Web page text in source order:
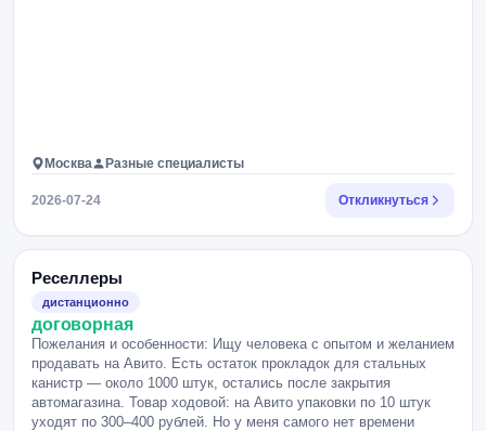
Москва Разные специалисты
2026-07-24 Откликнуться
Реселлеры
дистанционно
договорная
Пожелания и особенности: Ищу человека с опытом и желанием
продавать на Авито. Есть остаток прокладок для стальных
канистр — около 1000 штук, остались после закрытия
автомагазина. Товар ходовой: на Авито упаковки по 10 штук
уходят по 300–400 рублей. Но у меня самого нет времени